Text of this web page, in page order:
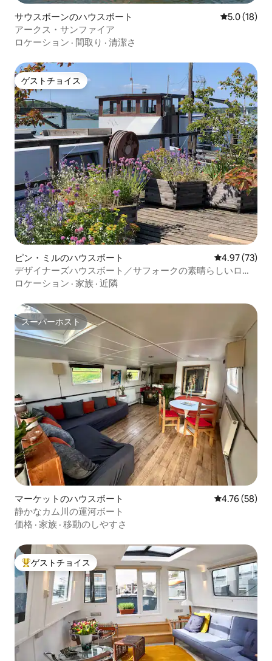
サウスボーンのハウスボート レビュー18
5.0 (18)
アークス・サンファイア
ロケーション · 間取り · 清潔さ
ゲストチョイス
ゲストチョイス
ピン・ミルのハウスボート レビュー73
4.97 (73)
デザイナーズハウスボート／サフォークの素晴らしいロケ
ーション
ロケーション · 家族 · 近隣
スーパーホスト
スーパーホスト
マーケットのハウスボート レビュー58
4.76 (58)
静かなカム川の運河ボート
価格 · 家族 · 移動のしやすさ
大好評のゲストチョイスです。
ゲストチョイス